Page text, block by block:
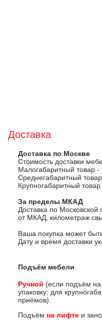
Доставка
Доставка по Москве
Стоимость доставки
Малогабаритный товар -
Среднегабаритный
Крупногабаритный
За пределы МКАД
Доставка по
от МКАД, километраж
Ваша покупка может
Дату и время доставки
Подъём мебели
Ручной (если подъём
упаковку; для
приёмов).
Подъём на лифте и